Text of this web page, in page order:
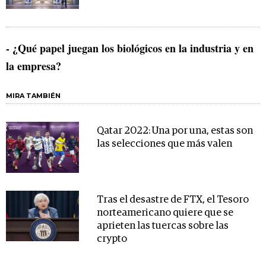
- ¿Qué papel juegan los biológicos en la industria y en
la empresa?
MIRA TAMBIÉN
Qatar 2022: Una por una, estas son
las selecciones que más valen
Tras el desastre de FTX, el Tesoro
norteamericano quiere que se
aprieten las tuercas sobre las
crypto